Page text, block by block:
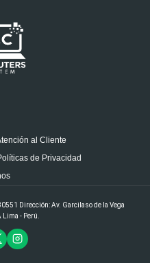
al Cliente
de Privacidad
Dirección: Av. Garcilaso de la Vega
- Perú.